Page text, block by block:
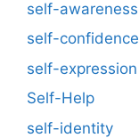
self-awareness
self-confidence
self-expression
Self-Help
self-identity